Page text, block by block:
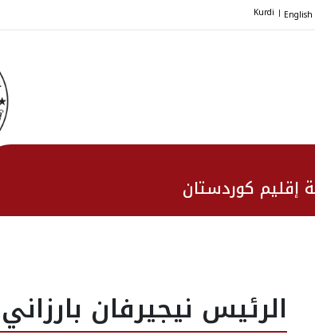
English
|
Kurdi
إقليم كوردستان
الرئيس نيجيرفان